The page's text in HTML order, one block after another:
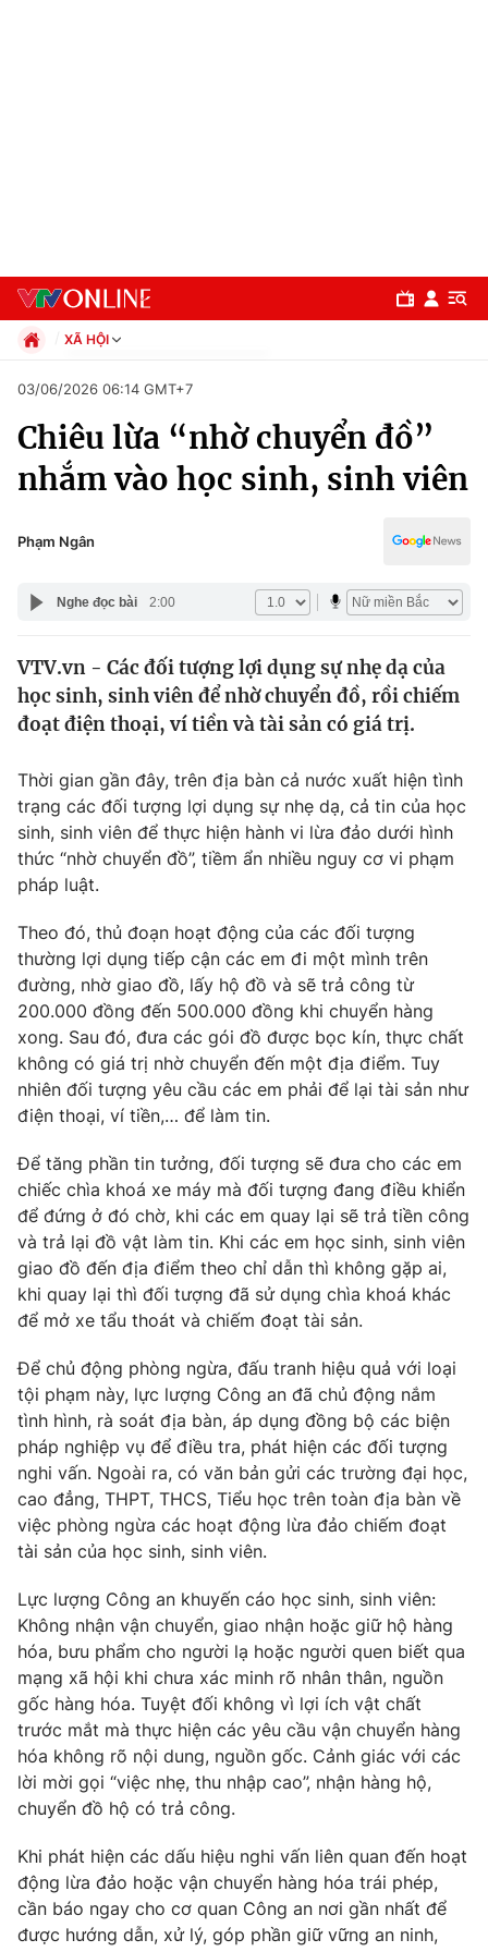
Chuyên mục
Chính trị
Xã hội
Y tế
Tin tức
Thế giới đó đây
Câu chuyện quốc tế
Kinh tế
Tài chính
Thị trường
Góc doanh nghiệp
Dữ liệu và đời sống
Truyền hình
Phim VTV
Hậu trường
Nhân vật
Khán giả
Giải sao mai
Giải trí
Điện ảnh
Âm nhạc
Sao
Đời sống
Du lịch
Làm đẹp
Chất lượng cuộc sống
Giáo dục
Tuyển sinh
Học trực tuyến
Công nghệ
Hitech Công nghệ tương lai
Sản phẩm
Thị trường
Tư vấn
Giao lưu trực tuyến
Lịch phát sóng
Chuyên mục khác
Emagazine Podcast
Photo Infographic
Video Shorts video
VTV Money VTV Thể thao
VTV Sức khoẻ Bất động sản
Thị trường 24h Tấm lòng Việt
VTV4
VTV9 VTV8
Liên hệ tòa soạn English
XÃ HỘI
Xã hội
Pháp luật
Thể thao
Văn hóa - Giải trí
Đời sống
Giáo dục
03/06/2026 06:14 GMT+7
Chiêu lừa “nhờ chuyển đồ”
nhắm vào học sinh, sinh viên
Phạm Ngân
Nghe đọc bài 2:00
VTV.vn - Các đối tượng lợi dụng sự nhẹ dạ của
học sinh, sinh viên để nhờ chuyển đồ, rồi chiếm
đoạt điện thoại, ví tiền và tài sản có giá trị.
Thời gian gần đây, trên địa bàn cả nước xuất hiện tình
trạng các đối tượng lợi dụng sự nhẹ dạ, cả tin của học
sinh, sinh viên để thực hiện hành vi lừa đảo dưới hình
thức “nhờ chuyển đồ”, tiềm ẩn nhiều nguy cơ vi phạm
pháp luật.
Theo đó, thủ đoạn hoạt động của các đối tượng
thường lợi dụng tiếp cận các em đi một mình trên
đường, nhờ giao đồ, lấy hộ đồ và sẽ trả công từ
200.000 đồng đến 500.000 đồng khi chuyển hàng
xong. Sau đó, đưa các gói đồ được bọc kín, thực chất
không có giá trị nhờ chuyển đến một địa điểm. Tuy
nhiên đối tượng yêu cầu các em phải để lại tài sản như
điện thoại, ví tiền,… để làm tin.
Để tăng phần tin tưởng, đối tượng sẽ đưa cho các em
chiếc chìa khoá xe máy mà đối tượng đang điều khiển
để đứng ở đó chờ, khi các em quay lại sẽ trả tiền công
và trả lại đồ vật làm tin. Khi các em học sinh, sinh viên
giao đồ đến địa điểm theo chỉ dẫn thì không gặp ai,
khi quay lại thì đối tượng đã sử dụng chìa khoá khác
để mở xe tẩu thoát và chiếm đoạt tài sản.
Để chủ động phòng ngừa, đấu tranh hiệu quả với loại
tội phạm này, lực lượng Công an đã chủ động nắm
tình hình, rà soát địa bàn, áp dụng đồng bộ các biện
pháp nghiệp vụ để điều tra, phát hiện các đối tượng
nghi vấn. Ngoài ra, có văn bản gửi các trường đại học,
cao đẳng, THPT, THCS, Tiểu học trên toàn địa bàn về
việc phòng ngừa các hoạt động lừa đảo chiếm đoạt
tài sản của học sinh, sinh viên.
Lực lượng Công an khuyến cáo học sinh, sinh viên:
Không nhận vận chuyển, giao nhận hoặc giữ hộ hàng
hóa, bưu phẩm cho người lạ hoặc người quen biết qua
mạng xã hội khi chưa xác minh rõ nhân thân, nguồn
gốc hàng hóa. Tuyệt đối không vì lợi ích vật chất
trước mắt mà thực hiện các yêu cầu vận chuyển hàng
hóa không rõ nội dung, nguồn gốc. Cảnh giác với các
lời mời gọi “việc nhẹ, thu nhập cao”, nhận hàng hộ,
chuyển đồ hộ có trả công.
Khi phát hiện các dấu hiệu nghi vấn liên quan đến hoạt
động lừa đảo hoặc vận chuyển hàng hóa trái phép,
cần báo ngay cho cơ quan Công an nơi gần nhất để
được hướng dẫn, xử lý, góp phần giữ vững an ninh,